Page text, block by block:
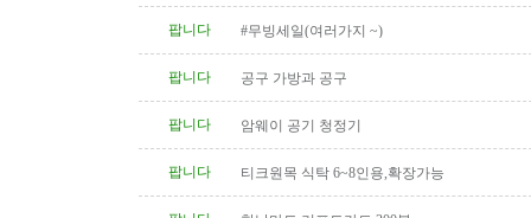
팝니다 #무빙세일(여러가지 ~)
팝니다 공구 가방과 공구
팝니다 암웨이 공기 청정기
팝니다 티크원목 식탁 6~8인용,확장가능